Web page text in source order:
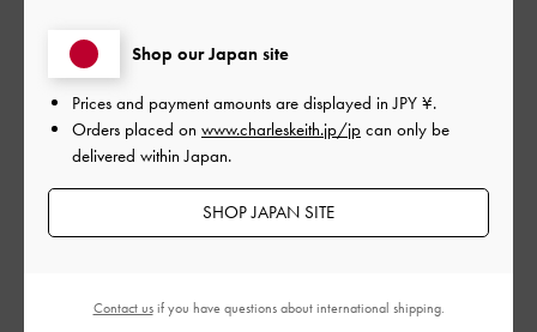
フィルター
ご利用者様 2024-06-30
Shop our Japan site
Prices and payment amounts are displayed inJPY ¥.
Orders placed on www.charleskeith.jp/jp can only be
delivered within Japan.
SHOP JAPAN SITE
Contact usif you have questions about international shipping.